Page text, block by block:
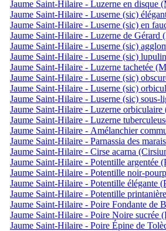
Jaume Saint-Hilaire - Luzerne en disque
Jaume Saint-Hilaire - Luserne (sic)
Jaume Saint-Hilaire - Luserne (sic) en
Jaume Saint-Hilaire - Luzerne de Gérard
Jaume Saint-Hilaire - Luserne (sic)
Jaume Saint-Hilaire - Luserne (sic)
Jaume Saint-Hilaire - Luzerne tachetée
Jaume Saint-Hilaire - Luserne (sic)
Jaume Saint-Hilaire - Luserne (sic)
Jaume Saint-Hilaire - Luserne (sic) sous-
Jaume Saint-Hilaire - Luzerne orbiculaire
Jaume Saint-Hilaire - Luzerne
Jaume Saint-Hilaire - Amélanchier
Jaume Saint-Hilaire - Parnassia des
Jaume Saint-Hilaire - Cirse acarna
Jaume Saint-Hilaire - Potentille argentée
Jaume Saint-Hilaire - Potentille noir-
Jaume Saint-Hilaire - Potentille élégante
Jaume Saint-Hilaire - Potentille
Jaume Saint-Hilaire - Poire Fondante de
Jaume Saint-Hilaire - Poire Noire sucrée
Jaume Saint-Hilaire - Poire Épine de